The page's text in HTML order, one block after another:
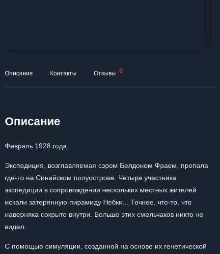
Описание Контакты Отзывы 0
Описание
Февраль 1928 года.
Экспедиция, возглавляемая сэром Белдоном Фраем, пропала
где-то на Синайском полуострове. Четыре участника
экспедиции в сопровождении нескольких местных жителей
искали затерянную пирамиду Небки... Точнее, что-то, что
наверняка сокрыто внутри. Больше этих смельчаков никто не
видел.
С помощью симуляции, созданной на основе их генетической